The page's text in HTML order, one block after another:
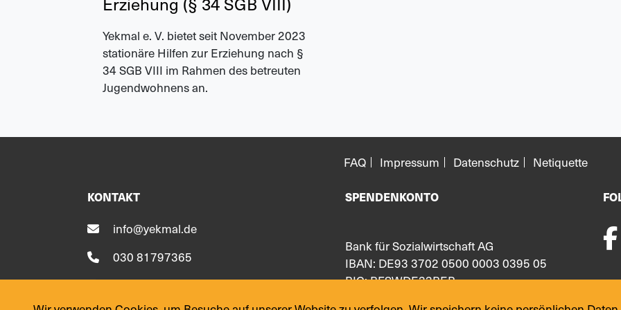
Yekmal e. V. bietet seit November 2023
stationäre Hilfen zur Erziehung nach §
34 SGB VIII im Rahmen des betreuten
Jugendwohnens an.
FAQ Impressum Datenschutz Netiquette
KONTAKT
info@yekmal.de
030 81797365
030 81797366
SPENDENKONTO
Bank für Sozialwirtschaft AG
IBAN: DE93 3702 0500 0003 0395 05
BIC: BFSWDE33BER